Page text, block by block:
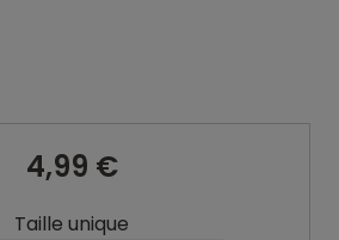
4,99 €
Taille unique